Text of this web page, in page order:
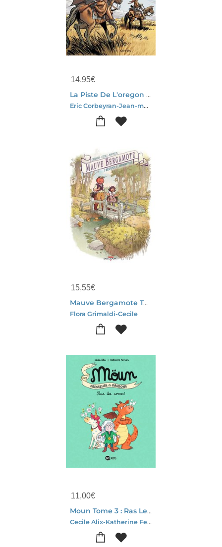
14,95€
La Piste De L'oregon Tome 1
Eric Corbeyran-Jean-marc Krings
15,55€
Mauve Bergamote Tome 1 : Bienvenue A L'herboristerie
Flora Grimaldi-Cecile
11,00€
Moun Tome 3 : Ras Les Cornes !
Cecile Alix-Katherine Ferrier